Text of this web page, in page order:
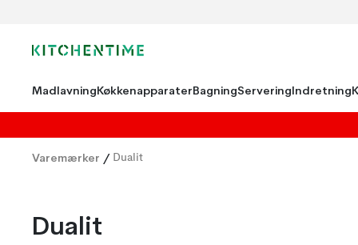
MadlavningKøkkenapparaterBagningServeringIndretning
Varemærker / Dualit
Dualit